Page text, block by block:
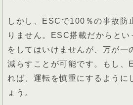
しかし、ESCで100％の事故防
りません。ESC搭載だからとい
をしてはいけませんが、万が一
減らすことが可能です。もし、
れば、運転を慎重にするように
ょう。